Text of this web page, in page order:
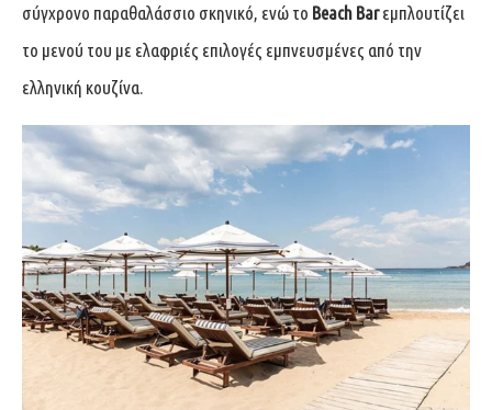
σύγχρονο παραθαλάσσιο σκηνικό, ενώ το Beach Barεμπλουτίζει
το μενού του με ελαφριές επιλογές εμπνευσμένες από την
ελληνική κουζίνα.